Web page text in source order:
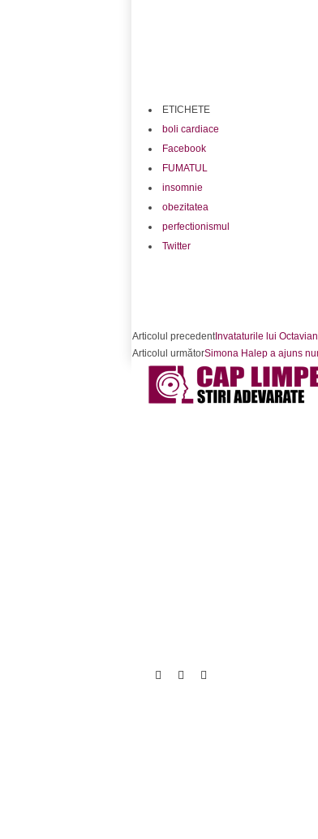
ETICHETE
boli cardiace
Facebook
FUMATUL
insomnie
obezitatea
perfectionismul
Twitter
Articolul precedentInvataturile lui
Articolul următorSimona Halep a ajuns